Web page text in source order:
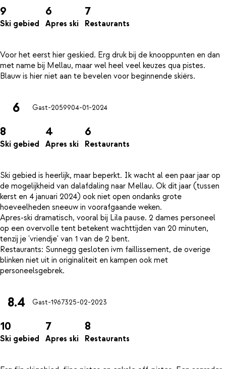
9
Ski gebied
6
Apres ski
7
Restaurants
Voor het eerst hier geskied. Erg druk bij de knooppunten en dan
met name bij Mellau, maar wel heel veel keuzes qua pistes.
6 Gast-2059904-01-2024
8
Ski gebied
4
Apres ski
6
Restaurants
Ski gebied is heerlijk, maar beperkt. Ik wacht al een paar jaar op
de mogelijkheid van dalafdaling naar Mellau. Ok dit jaar (tussen
kerst en 4 januari 2024) ook niet open ondanks grote
hoeveelheden sneeuw in voorafgaande weken.
Apres-ski dramatisch, vooral bij Lila pause. 2 dames personeel
op een overvolle tent betekent wachttijden van 20 minuten,
tenzij je 'vriendje' van 1 van de 2 bent.
Restaurants: Sunnegg gesloten ivm faillissement, de overige
blinken niet uit in originaliteit en kampen ook met
8.4 Gast-1967325-02-2023
10
Ski gebied
7
Apres ski
8
Restaurants